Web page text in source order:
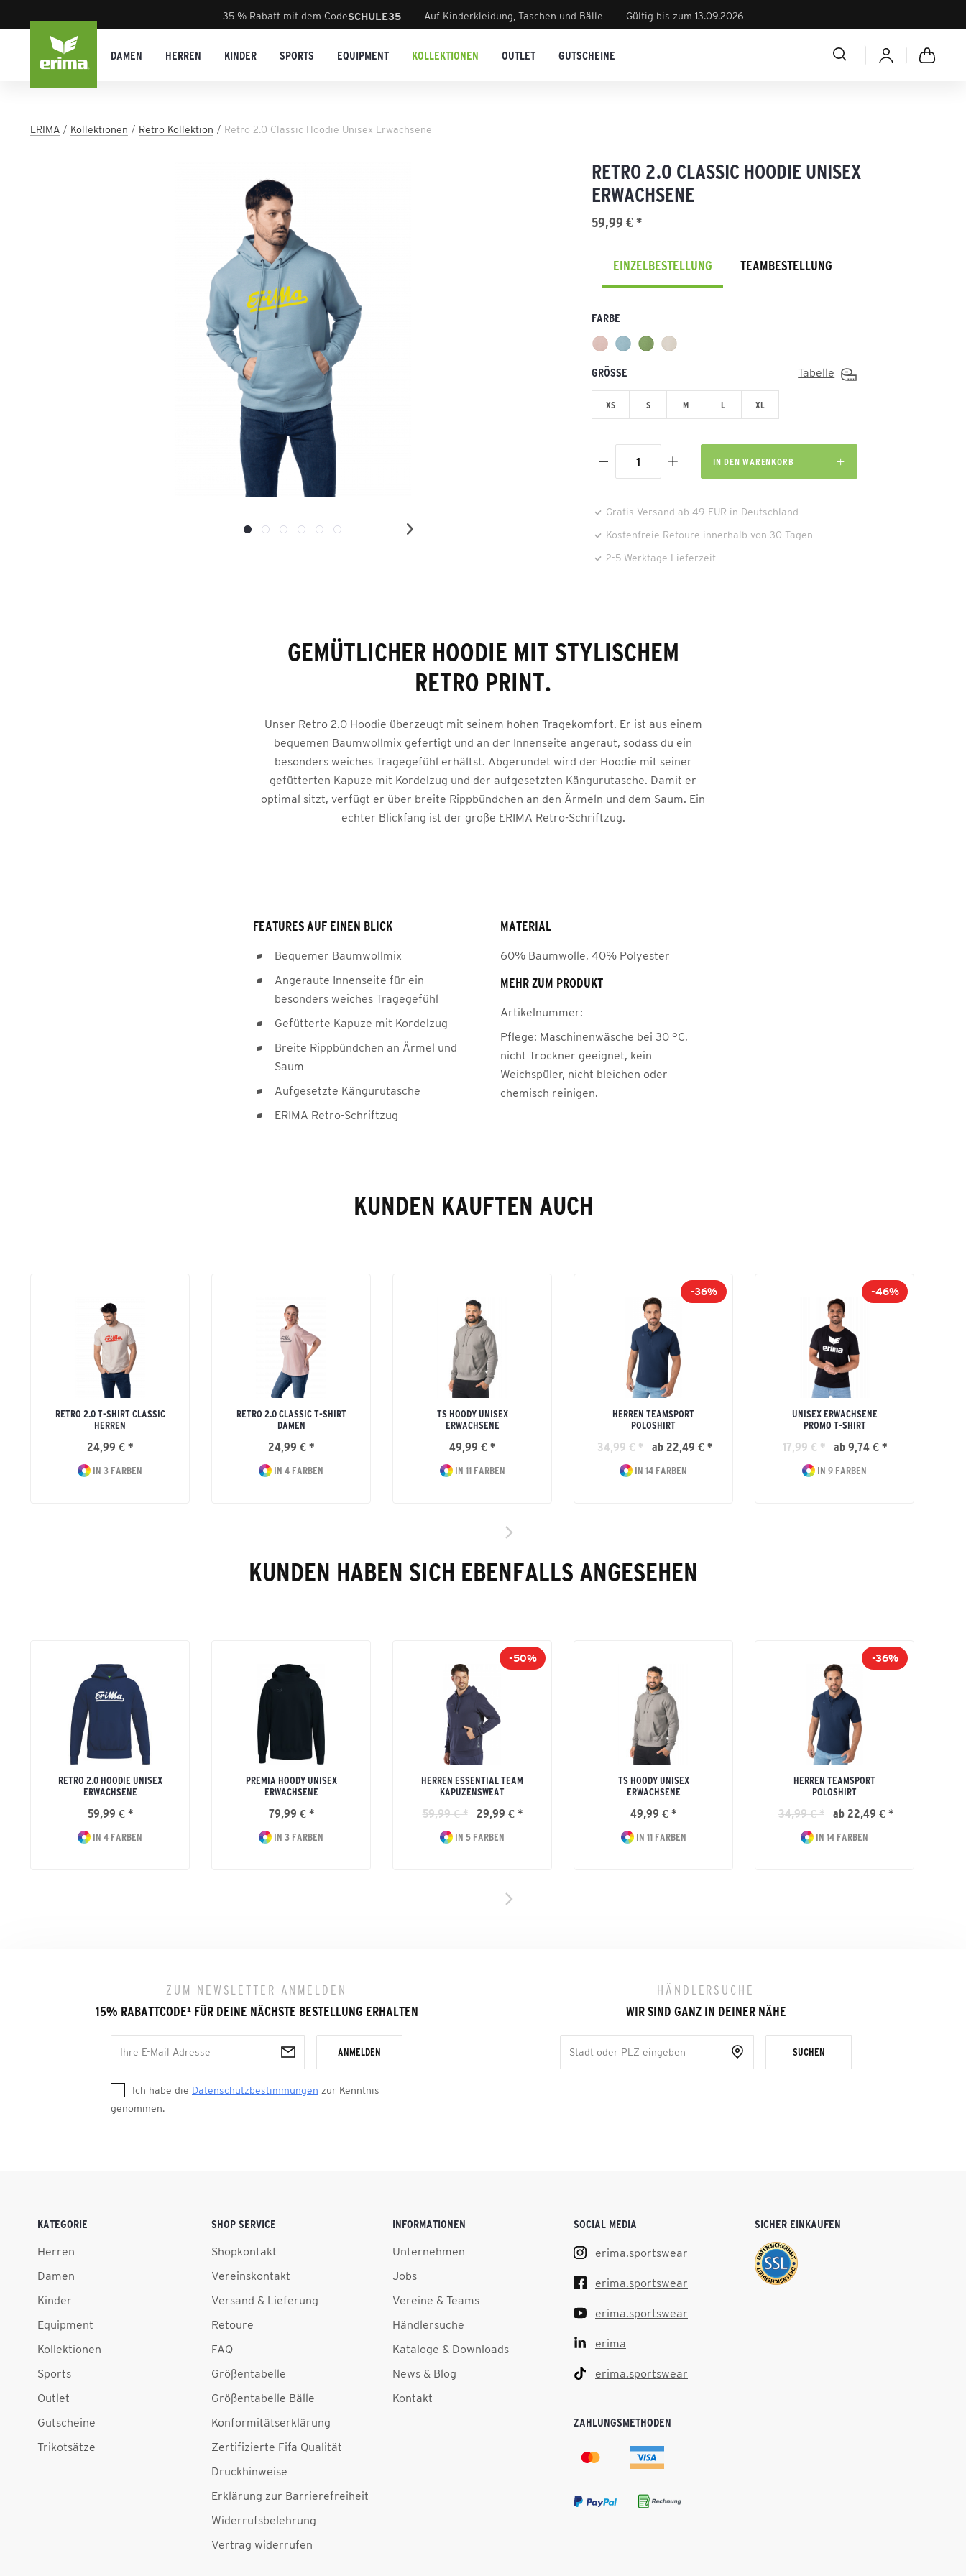
35 % Rabatt mit dem CodeSCHULE35 Auf Kinderkleidung, Taschen und Bälle Gültig bis zum 13.09.2026
DAMEN HERREN KINDER SPORTS EQUIPMENT KOLLEKTIONEN OUTLET GUTSCHEINE
ERIMA Kollektionen Retro Kollektion Retro 2.0 Classic Hoodie Unisex Erwachsene
RETRO 2.0 CLASSIC HOODIE UNISEX
ERWACHSENE
59,99 € *
EINZELBESTELLUNG TEAMBESTELLUNG
FARBE
GRÖSSE Tabelle
XS S M L XL
IN DEN WARENKORB
Gratis Versand ab 49 EUR in Deutschland
Kostenfreie Retoure innerhalb von 30 Tagen
2-5 Werktage Lieferzeit
GEMÜTLICHER HOODIE MIT STYLISCHEM
RETRO PRINT.
Unser Retro 2.0 Hoodie überzeugt mit seinem hohen Tragekomfort. Er ist aus einem
bequemen Baumwollmix gefertigt und an der Innenseite angeraut, sodass du ein
besonders weiches Tragegefühl erhältst. Abgerundet wird der Hoodie mit seiner
gefütterten Kapuze mit Kordelzug und der aufgesetzten Kängurutasche. Damit er
optimal sitzt, verfügt er über breite Rippbündchen an den Ärmeln und dem Saum. Ein
echter Blickfang ist der große ERIMA Retro-Schriftzug.
FEATURES AUF EINEN BLICK
Bequemer Baumwollmix
Angeraute Innenseite für ein
besonders weiches Tragegefühl
Gefütterte Kapuze mit Kordelzug
Breite Rippbündchen an Ärmel und
Saum
Aufgesetzte Kängurutasche
ERIMA Retro-Schriftzug
MATERIAL
60% Baumwolle, 40% Polyester
MEHR ZUM PRODUKT
Artikelnummer:
Pflege: Maschinenwäsche bei 30 °C,
nicht Trockner geeignet, kein
Weichspüler, nicht bleichen oder
chemisch reinigen.
KUNDEN KAUFTEN AUCH
RETRO 2.0 T-SHIRT CLASSIC
HERREN
24,99 € *
IN 3 FARBEN
RETRO 2.0 CLASSIC T-SHIRT
DAMEN
24,99 € *
IN 4 FARBEN
TS HOODY UNISEX
ERWACHSENE
49,99 € *
IN 11 FARBEN
-36%
HERREN TEAMSPORT
POLOSHIRT
34,99 € * ab 22,49 € *
IN 14 FARBEN
-46%
UNISEX ERWACHSENE
PROMO T-SHIRT
17,99 € * ab 9,74 € *
IN 9 FARBEN
KUNDEN HABEN SICH EBENFALLS ANGESEHEN
RETRO 2.0 HOODIE UNISEX
ERWACHSENE
59,99 € *
IN 4 FARBEN
PREMIA HOODY UNISEX
ERWACHSENE
79,99 € *
IN 3 FARBEN
-50%
HERREN ESSENTIAL TEAM
KAPUZENSWEAT
59,99 € * 29,99 € *
IN 5 FARBEN
TS HOODY UNISEX
ERWACHSENE
49,99 € *
IN 11 FARBEN
-36%
HERREN TEAMSPORT
POLOSHIRT
34,99 € * ab 22,49 € *
IN 14 FARBEN
ZUM NEWSLETTER ANMELDEN
15% RABATTCODE¹FÜR DEINE NÄCHSTE BESTELLUNG ERHALTEN
ANMELDEN
Ich habe die Datenschutzbestimmungen zur Kenntnis
genommen.
HÄNDLERSUCHE
WIR SIND GANZ IN DEINER NÄHE
SUCHEN
KATEGORIE
Herren
Damen
Kinder
Equipment
Kollektionen
Sports
Outlet
Gutscheine
Trikotsätze
SHOP SERVICE
Shopkontakt
Vereinskontakt
Versand & Lieferung
Retoure
FAQ
Größentabelle
Größentabelle Bälle
Konformitätserklärung
Zertifizierte Fifa Qualität
Druckhinweise
Erklärung zur Barrierefreiheit
Widerrufsbelehrung
Vertrag widerrufen
INFORMATIONEN
Unternehmen
Jobs
Vereine & Teams
Händlersuche
Kataloge & Downloads
News & Blog
Kontakt
SOCIAL MEDIA
erima.sportswear
erima.sportswear
erima.sportswear
erima
erima.sportswear
ZAHLUNGSMETHODEN
SICHER EINKAUFEN